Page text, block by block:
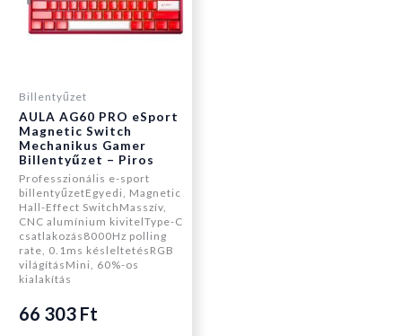
Billentyűzet
AULA AG60 PRO eSport
Magnetic Switch
Mechanikus Gamer
Billentyűzet – Piros
Professzionális e-sport
billentyűzetEgyedi, Magnetic
Hall-Effect SwitchMasszív,
CNC alumínium kivitelType-C
csatlakozás8000Hz polling
rate, 0.1ms késleltetésRGB
világításMini, 60%-os
kialakítás
66 303 Ft